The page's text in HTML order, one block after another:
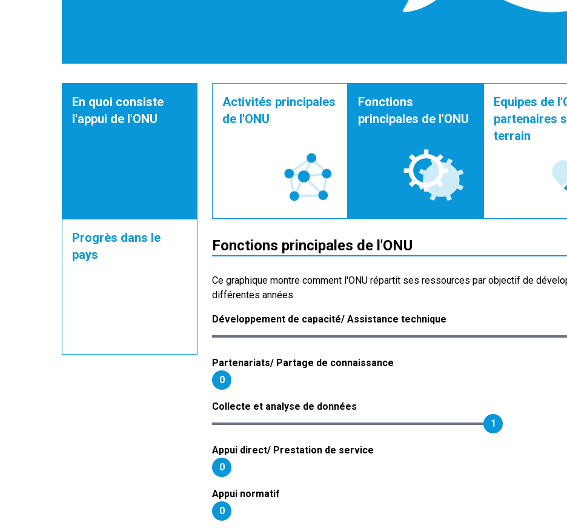
En quoi consiste
l'appui de l'ONU
Progrès dans le
pays
Activités principales
de l'ONU
Fonctions
principales de l'ONU
Equipes de
partenaires
terrain
Fonctions principales de l'ONU
Ce graphique montre comment l'ONU répartit ses ressources par objectif de
différentes années.
Développement de capacité/ Assistance technique
Partenariats/ Partage de connaissance
0
Collecte et analyse de données
1
Appui direct/ Prestation de service
0
Appui normatif
0